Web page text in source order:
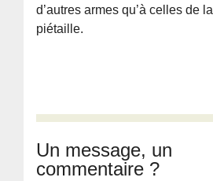
d’autres armes qu’à celles de la
piétaille.
Un message, un
commentaire ?